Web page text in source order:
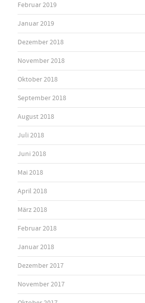
Februar 2019
Januar 2019
Dezember 2018
November 2018
Oktober 2018
September 2018
August 2018
Juli 2018
Juni 2018
Mai 2018
April 2018
März 2018
Februar 2018
Januar 2018
Dezember 2017
November 2017